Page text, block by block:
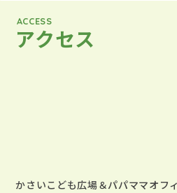
ACCESS
アクセス
かさいこども広場＆パパママオフ